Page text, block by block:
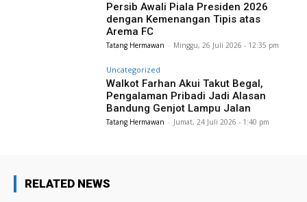
Persib Awali Piala Presiden 2026
dengan Kemenangan Tipis atas
Arema FC
Tatang Hermawan - Minggu, 26 Juli 2026 - 12:35 pm
Uncategorized
Walkot Farhan Akui Takut Begal,
Pengalaman Pribadi Jadi Alasan
Bandung Genjot Lampu Jalan
Tatang Hermawan - Jumat, 24 Juli 2026 - 1:40 pm
RELATED NEWS